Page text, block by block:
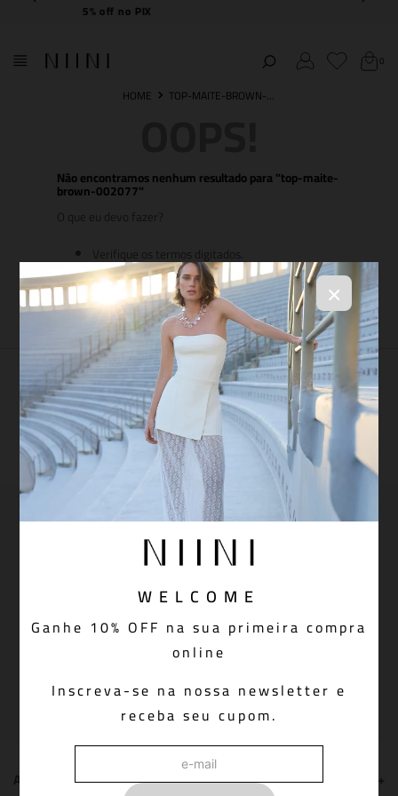
0
×
WELCOME
Ganhe 10% OFF na sua primeira compra
online
Inscreva-se na nossa newsletter e
receba seu cupom.
TOP-MAITE-BROWN-002077
Não encontramos nenhum resultado para "top-maite-
brown-002077"
Verifique os termos digitados.
Tente utilizar uma única palavra.
Utilize termos genéricos na busca.
Tente utilizar sinônimos do termo desejado.
PAGUE VIA PIX COM 5% OFF
Aprovação do pedido instantânea
Newsletter: join us!
Inscreva-se em nossa newsletter para receber
Cadastrar
ATENDIMENTO +